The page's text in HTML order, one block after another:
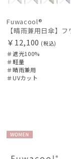
Fuwacool®
￥12,100 (税込)
＃遮光100%
＃軽量
＃晴雨兼用
＃UVカット
N